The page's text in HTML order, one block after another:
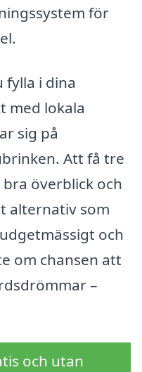
för
fylla i dina
med lokala
sig på
Att få tre
överblick och
alternativ som
och
om chansen att
–
och utan